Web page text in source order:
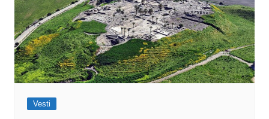
Vesti